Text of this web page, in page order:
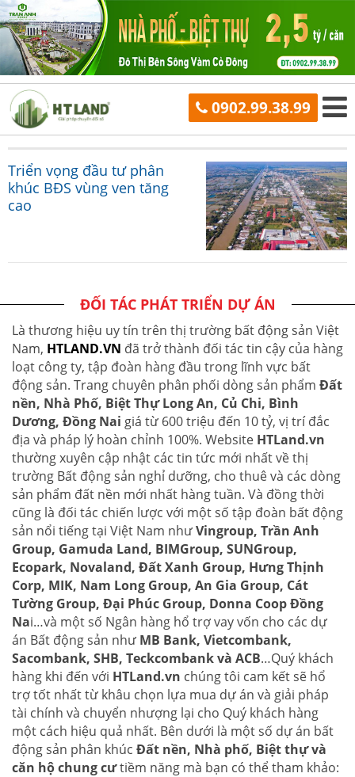
0902.99.38.99
Triển vọng đầu tư phân
khúc BĐS vùng ven tăng
cao
ĐỐI TÁC PHÁT TRIỂN DỰ ÁN
Là thương hiệu uy tín trên thị trường bất động sản Việt
Nam, HTLAND.VN đã trở thành đối tác tin cậy của hàng
loạt công ty, tập đoàn hàng đầu trong lĩnh vực bất
động sản. Trang chuyên phân phối dòng sản phẩm Đất
nền, Nhà Phố, Biệt Thự Long An, Củ Chi, Bình
Dương, Đồng Nai giá từ 600 triệu đến 10 tỷ, vị trí đắc
địa và pháp lý hoàn chỉnh 100%. Website HTLand.vn
thường xuyên cập nhật các tin tức mới nhất về thị
trường Bất động sản nghỉ dưỡng, cho thuê và các dòng
sản phẩm đất nền mới nhất hàng tuần. Và đồng thời
cũng là đối tác chiến lược với một số tập đoàn bất động
sản nổi tiếng tại Việt Nam nhưVingroup, Trần Anh
Group, Gamuda Land, BIMGroup, SUNGroup,
Ecopark, Novaland, Đất Xanh Group, Hưng Thịnh
Corp, MIK, Nam Long Group, An Gia Group, Cát
Tường Group, Đại Phúc Group, Donna Coop Đồng
Nai…và một số Ngân hàng hổ trợ vay vốn cho các dự
án Bất động sản như MB Bank, Vietcombank,
Sacombank, SHB, Teckcombank và ACB…Quý khách
hàng khi đến với HTLand.vn chúng tôi cam kết sẽ hổ
trợ tốt nhất từ khâu chọn lựa mua dự án và giải pháp
tài chính và chuyển nhượng lại cho Quý khách hàng
một cách hiệu quả nhất. Bên dưới là một số dự án bất
động sản phân khúc Đất nền, Nhà phố, Biệt thự và
căn hộ chung cưtiềm năng mà bạn có thể tham khảo: